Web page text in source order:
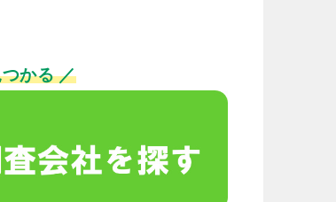
かる ／